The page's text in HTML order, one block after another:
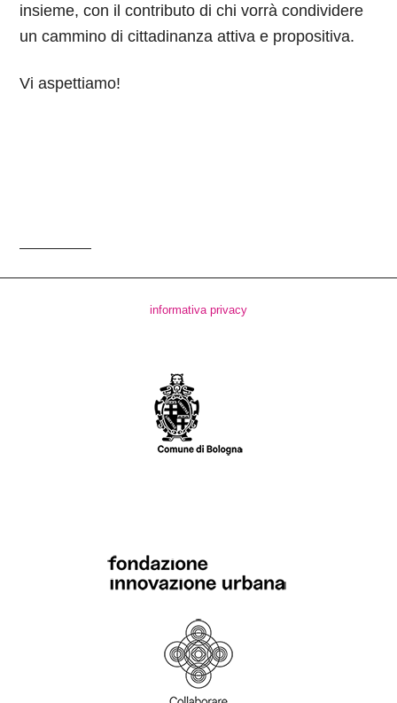
insieme, con il contributo di chi vorrà condividere
un cammino di cittadinanza attiva e propositiva.
Vi aspettiamo!
informativa privacy